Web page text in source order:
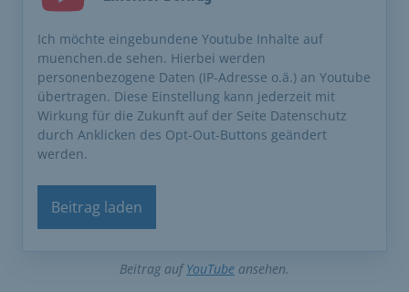
Ich möchte eingebundene Youtube Inhalte auf
muenchen.de sehen. Hierbei werden
personenbezogene Daten (IP-Adresse o.ä.) an Youtube
übertragen. Diese Einstellung kann jederzeit mit
Wirkung für die Zukunft auf der Seite Datenschutz
durch Anklicken des Opt-Out-Buttons geändert
werden.
Beitrag laden
Beitrag aufYouTube ansehen.